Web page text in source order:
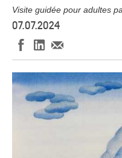
Visite guidée pour adultes
07.07.2024